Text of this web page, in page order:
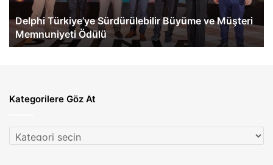
Delphi Türkiye’ye Sürdürülebilir Büyüme ve Müşteri
Memnuniyeti Ödülü
Kategorilere Göz At
Kategorilere
Göz